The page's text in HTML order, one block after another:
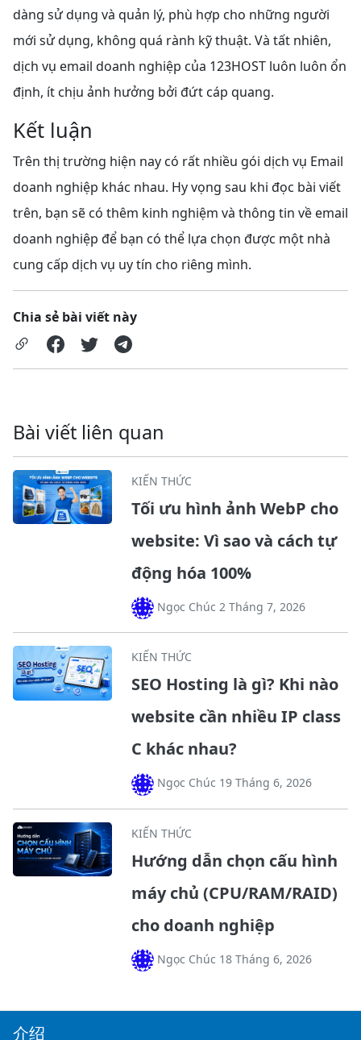
dàng sử dụng và quản lý, phù hợp cho những người
mới sử dụng, không quá rành kỹ thuật. Và tất nhiên,
dịch vụ email doanh nghiệp của 123HOST luôn luôn ổn
định, ít chịu ảnh hưởng bởi đứt cáp quang.
Kết luận
Trên thị trường hiện nay có rất nhiều gói dịch vụ Email
doanh nghiệp khác nhau. Hy vọng sau khi đọc bài viết
trên, bạn sẽ có thêm kinh nghiệm và thông tin về email
doanh nghiệp để bạn có thể lựa chọn được một nhà
cung cấp dịch vụ uy tín cho riêng mình.
Chia sẻ bài viết này
Bài viết liên quan
KIẾN THỨC
Tối ưu hình ảnh WebP cho
website: Vì sao và cách tự
động hóa 100%
Ngọc Chúc 2 Tháng 7, 2026
KIẾN THỨC
SEO Hosting là gì? Khi nào
website cần nhiều IP class
C khác nhau?
Ngọc Chúc 19 Tháng 6, 2026
KIẾN THỨC
Hướng dẫn chọn cấu hình
máy chủ (CPU/RAM/RAID)
cho doanh nghiệp
Ngọc Chúc 18 Tháng 6, 2026
介绍